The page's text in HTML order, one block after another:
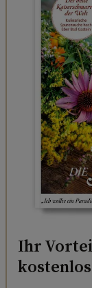
Ihr
kostenlos